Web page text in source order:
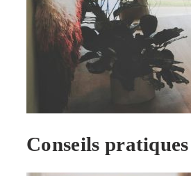
Conseils pratiques